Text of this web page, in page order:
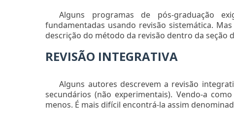
Alguns programas de pós-graduação
fundamentadas usando revisão sistemática.
descrição do método da revisão dentro da seção
REVISÃO INTEGRATIVA
Alguns autores descrevem a revisão
secundários (não experimentais). Vendo-a
menos. É mais difícil encontrá-la assim